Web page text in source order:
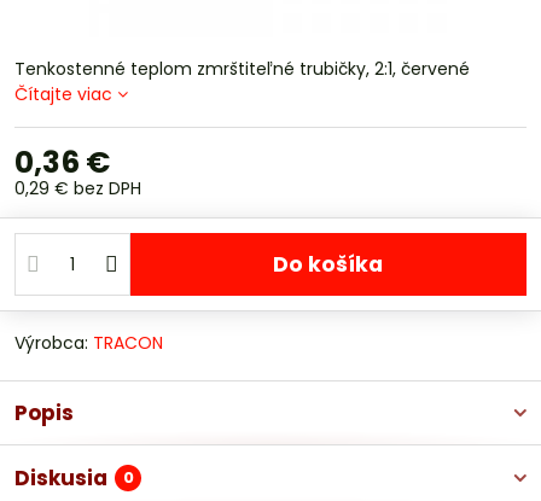
Tenkostenné teplom zmrštiteľné trubičky, 2:1, červené
Čítajte viac
0,36 €
0,29 € bez DPH
Do košíka
Výrobca: TRACON
Popis
Diskusia 0